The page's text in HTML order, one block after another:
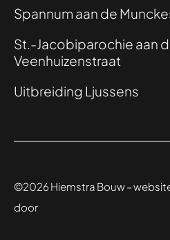
Spannum aan de
St.-Jacobiparochie aan
Veenhuizenstraat
Uitbreiding Ljussens
©2026 Hiemstra Bouw –
door